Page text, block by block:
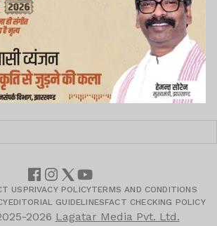
US PRIVACY POLICYTERMS AND CONDITIONS
EDITORIAL GUIDELINESFACT CHECKING POLICY
2026 Lagatar Media Pvt. Ltd.